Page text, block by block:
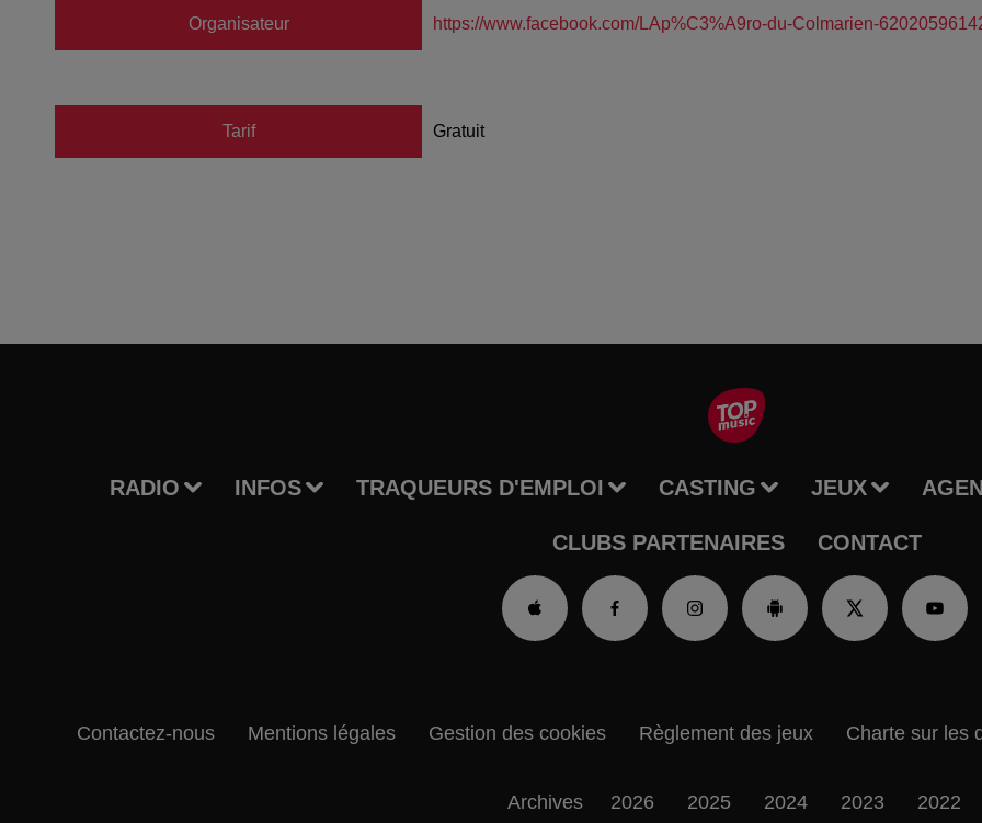
Organisateur https://www.facebook.com/LAp%C3%A9ro-du-Colmarien-
Tarif Gratuit
RADIO INFOS TRAQUEURS D'EMPLOI CASTING JEUX
CLUBS PARTENAIRES CONTACT
Contactez-nous Mentions légales Gestion des cookies Règlement des jeux Charte sur les
Archives 2026 2025 2024 2023 2022